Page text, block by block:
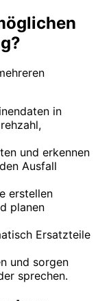
in
und erkennen
Ausfall
erstellen
planen
Ersatzteile
und sorgen
sprechen.